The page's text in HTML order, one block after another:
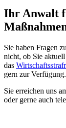
Ihr Anwalt
Sie haben Fragen
nicht, ob Sie
das
gern zur Verfügung.
Sie erreichen uns
oder gerne auch